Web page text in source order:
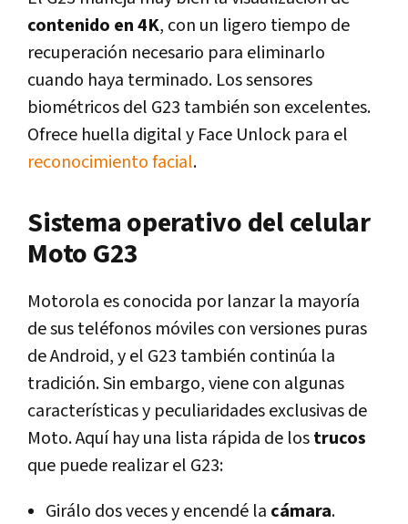
contenido en 4K, con un ligero tiempo de
recuperación necesario para eliminarlo
cuando haya terminado. Los sensores
biométricos del G23 también son excelentes.
Ofrece huella digital y Face Unlock para el
reconocimiento facial.
Sistema operativo del celular
Moto G23
Motorola es conocida por lanzar la mayoría
de sus teléfonos móviles con versiones puras
de Android, y el G23 también continúa la
tradición. Sin embargo, viene con algunas
características y peculiaridades exclusivas de
Moto. Aquí hay una lista rápida de lostrucos
que puede realizar el G23:
Girálo dos veces y encendé la cámara.